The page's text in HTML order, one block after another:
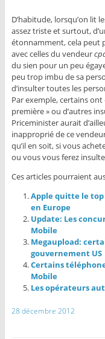
D’habitude, lorsqu’on lit
assez triste et surtout,
étonnamment, cela peut
avec celles du vendeur
du sien pour un peu
peu trop imbu de sa
d’insulter toutes les
Par exemple, certains
première » ou d’autres
Priceminister aurait
inapproprié de ce
qu’il en soit, si vous
ou vous vous ferez
Ces articles pourraient
Apple quitte le top
en Europe
Update: Les
Mobile
Megaupload:
gouvernement US
Certains
Mobile
Les opérateurs
28 décembre 2012